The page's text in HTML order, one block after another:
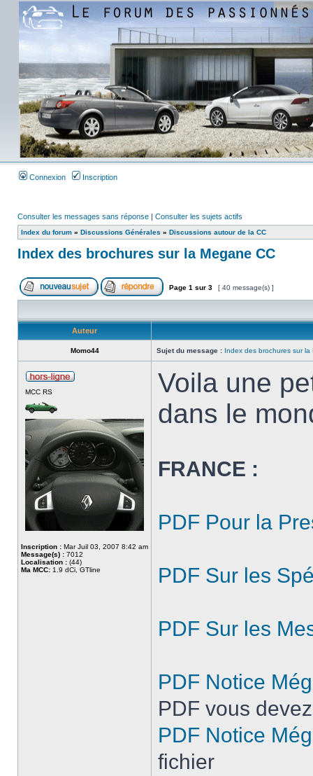
Connexion Inscription
Consulter les messages sans réponse | Consulter les sujets actifs
Index du forum » Discussions Générales » Discussions autour de la CC
Index des brochures sur la Megane CC
Page 1 sur 3 [ 40 message(s) ]
Auteur
Momo44 Sujet du message : Index des brochures sur la
MCC RS
Inscription : Mar Juil 03, 2007 8:42 am
Message(s) : 7012
Localisation : (44)
Ma MCC: 1.9 dCi, GTline
Voila une
dans le
FRANCE :
PDF Pour la
PDF Sur les
PDF Sur les
PDF Notice
PDF vous
PDF Notice
fichier